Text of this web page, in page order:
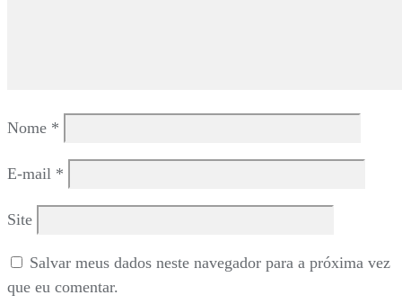
Nome *
E-mail *
Site
Salvar meus dados neste navegador para a próxima vez
que eu comentar.